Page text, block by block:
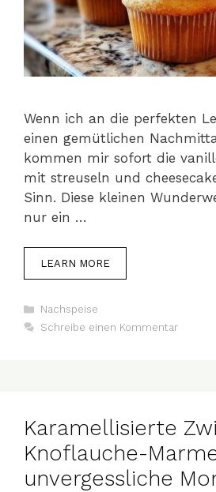
Wenn ich an die perfekten
einen gemütlichen
kommen mir sofort die
mit streuseln und
Sinn. Diese kleinen
nur ein …
LEARN MORE
Kategorien
Nachspeise
Schreibe einen Kommentar
Karamellisierte
Knoflauche-
unvergessliche